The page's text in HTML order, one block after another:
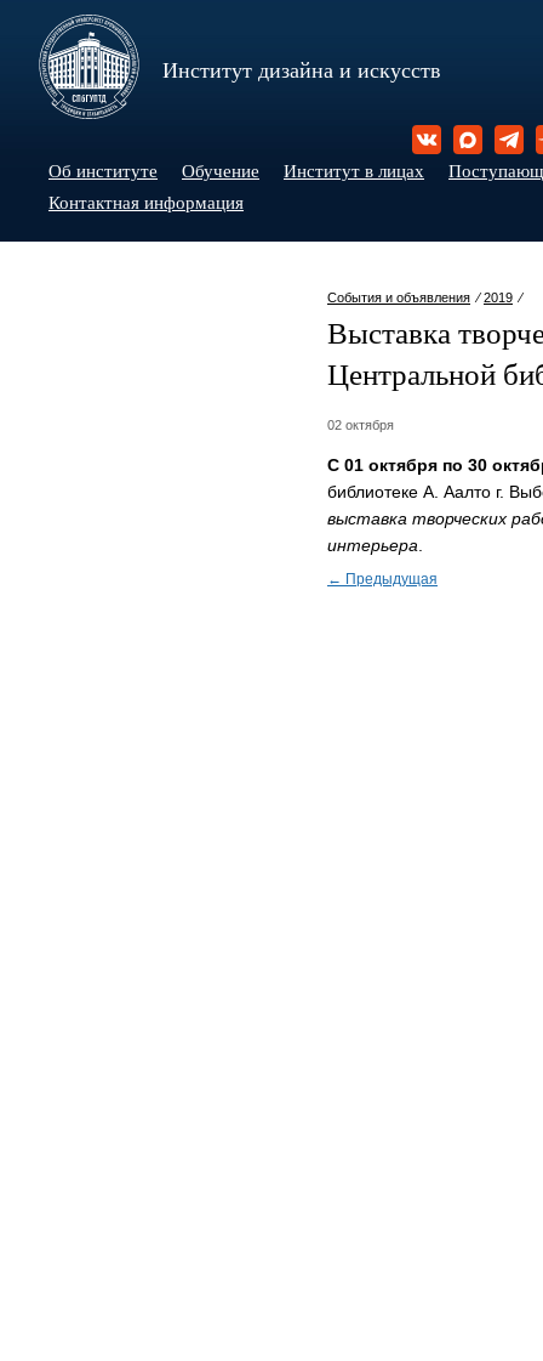
Институт дизайна и искусств
Об институте Обучение Институт в лицах
Контактная информация
События и объявления ⁄2019 ⁄
Выставка
Центральной
02 октября
С 01 октября по 30
библиотеке А. Аалто г.
выставка творческих
интерьера
← Предыдущая